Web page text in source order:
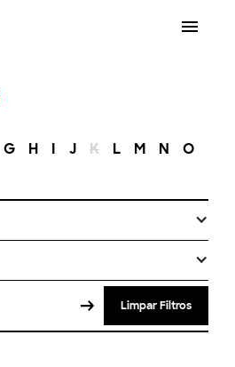
G H I J K L M N O
Limpar Filtros